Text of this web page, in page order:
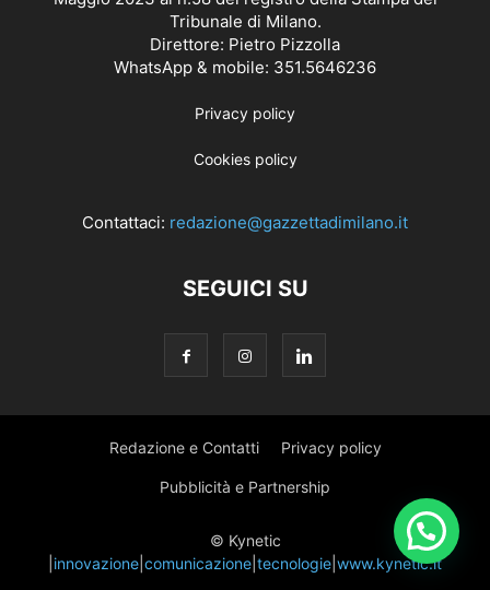
Tribunale di Milano.
Direttore: Pietro Pizzolla
WhatsApp & mobile: 351.5646236
Privacy policy
Cookies policy
Contattaci: redazione@gazzettadimilano.it
SEGUICI SU
Redazione e Contatti Privacy policy
Pubblicità e Partnership
© Kynetic
innovazione comunicazione tecnologie www.kynetic.it